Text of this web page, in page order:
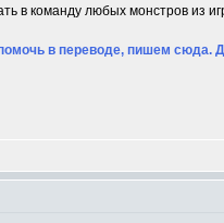
в команду любых монстров из
в переводе, пишем